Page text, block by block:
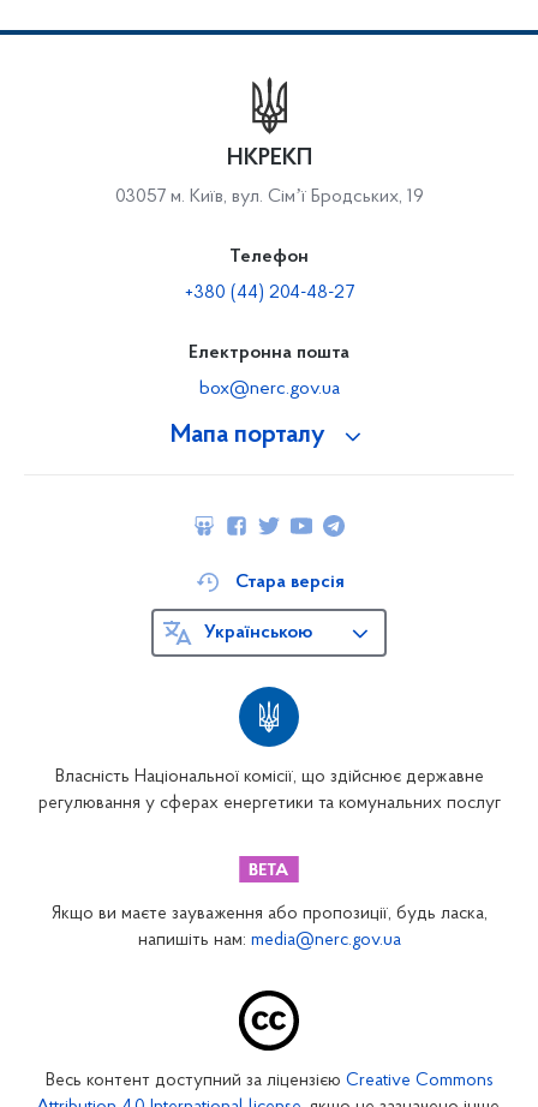
Мапа порталу
НКРЕКП
03057 м. Київ, вул. Сімʼї Бродських, 19
Телефон
+380 (44) 204-48-27
Електронна пошта
box@nerc.gov.ua
Власність Національної комісії, що здійснює державне
регулювання у сферах енергетики та комунальних послуг
Стара версія
Українською
Якщо ви маєте зауваження або пропозиції, будь ласка,
напишіть нам: media@nerc.gov.ua
Весь контент доступний за ліцензією Creative Commons